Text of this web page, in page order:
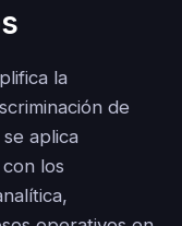
la
de
aplica
los